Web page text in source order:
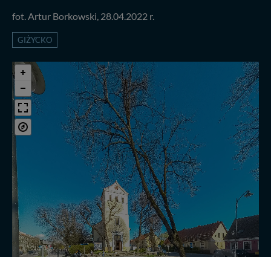
fot. Artur Borkowski, 28.04.2022 r.
GIŻYCKO